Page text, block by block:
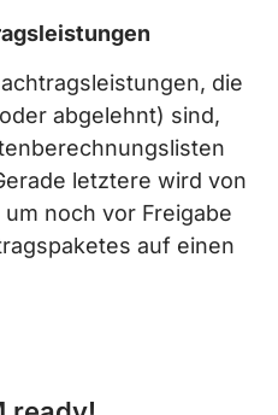
die
abgelehnt) sind,
letztere wird von
noch vor Freigabe
auf einen